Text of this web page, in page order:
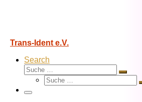
Trans-Ident e.V.
Search
Suche
Suche
Suche
Menü